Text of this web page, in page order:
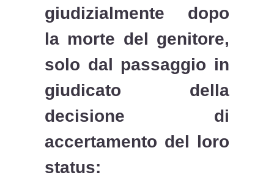
giudizialmente dopo
la morte del genitore,
solo dal passaggio in
giudicato della
decisione di
accertamento del loro
status: